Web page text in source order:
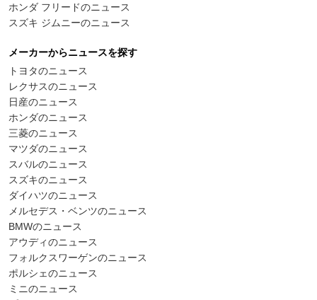
ホンダ フリードのニュース
スズキ ジムニーのニュース
メーカーからニュースを探す
トヨタのニュース
レクサスのニュース
日産のニュース
ホンダのニュース
三菱のニュース
マツダのニュース
スバルのニュース
スズキのニュース
ダイハツのニュース
メルセデス・ベンツのニュース
BMWのニュース
アウディのニュース
フォルクスワーゲンのニュース
ポルシェのニュース
ミニのニュース